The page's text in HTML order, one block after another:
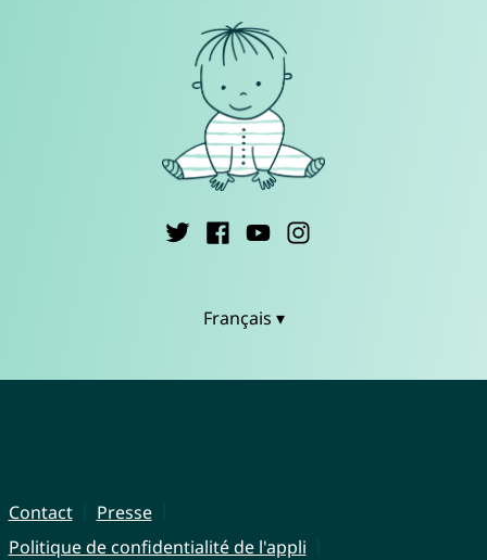
Français ▾
Contact
Presse
Politique de confidentialité de l'appli